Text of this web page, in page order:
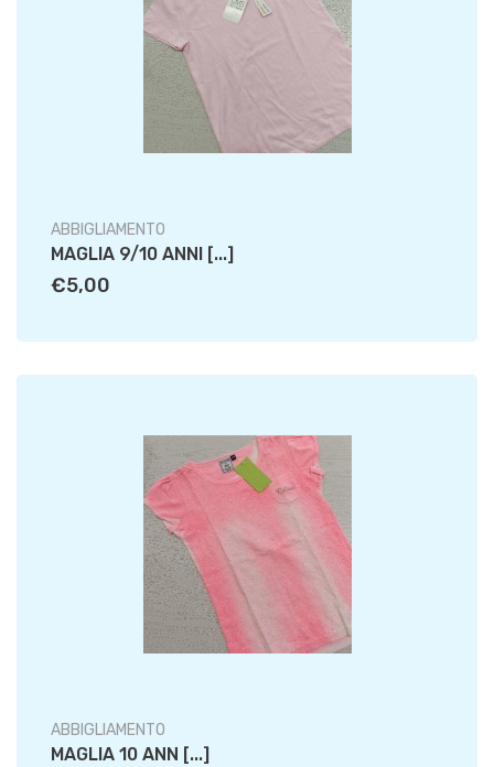
ABBIGLIAMENTO
MAGLIA 9/10 ANNI [...]
€5,00
ABBIGLIAMENTO
MAGLIA 10 ANN [...]